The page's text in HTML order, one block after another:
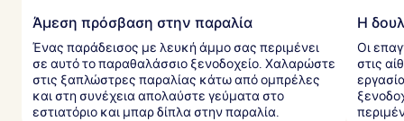
Άμεση πρόσβαση στην παραλία
Ένας παράδεισος με λευκή άμμο σας περιμένει
σε αυτό το παραθαλάσσιο ξενοδοχείο. Χαλαρώστε
στις ξαπλώστρες παραλίας κάτω από ομπρέλες
και στη συνέχεια απολαύστε γεύματα στο
εστιατόριο και μπαρ δίπλα στην παραλία.
Η
Οι
στις